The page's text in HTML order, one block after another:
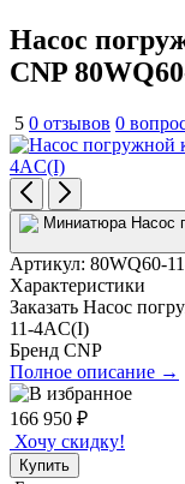
Насос
CNP
5 0 отзывов 0
Артикул: 80WQ60-
Характеристики
Заказать Насос
11-4AC(I)
Бренд CNP
Полное описание →
166 950 ₽
Хочу скидку!
Купить